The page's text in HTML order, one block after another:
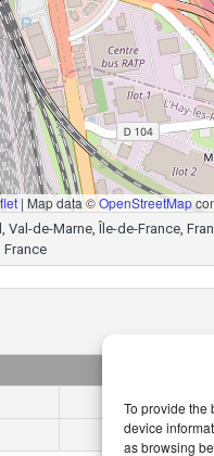
To provide the
device
as browsing
| Map data ©OpenStreetMap
de-Marne, Île-de-France,
France
3
2